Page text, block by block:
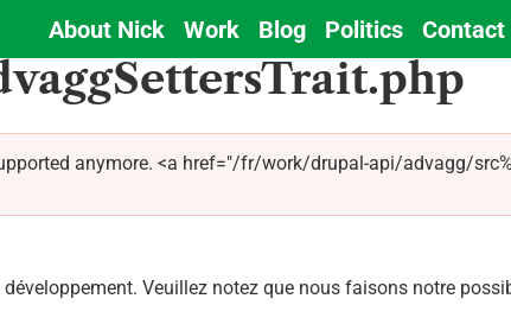
Main
navigation
About Nick Work Blog Politics Contact
anymore. <a href="/fr/work/drupal-api/advagg/
Veuillez notez que nous faisons notre